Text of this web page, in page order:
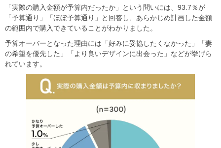
「実際の購入金額が予算内だったか」という問いには、93.7％が
「予算通り」「ほぼ予算通り」と回答し、あらかじめ計画した金額
の範囲内で購入できていることがわかりました。
予算オーバーとなった理由には「好みに妥協したくなかった」「妻
の希望を優先した」「より良いデザインに出会った」などが挙げら
れています。